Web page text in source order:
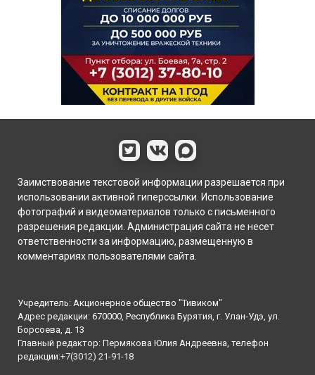
Заимствование текстовой информации разрешается при
использовании активной гиперссылки. Использование
фотографий и видеоматериалов только с письменного
разрешения редакции. Администрация сайта не несет
ответственности за информацию, размещенную в
комментариях пользователями сайта.
Учредитель: Акционерное общество "Тивиком"
Адрес редакции: 670000, Республика Бурятия, г. Улан-Удэ, ул.
Борсоева, д. 13
Главный редактор: Пермякова Юлия Андреевна, телефон
редакции:+7(3012) 21-91-18